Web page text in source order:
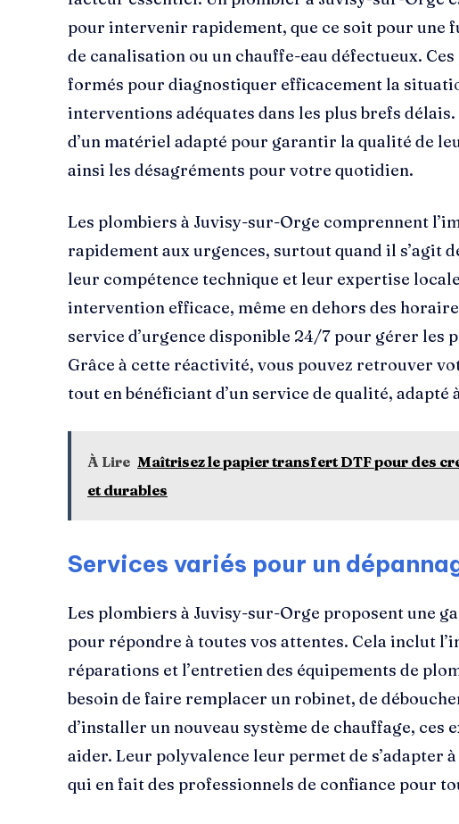
pour intervenir rapidement, que ce soit pour une
de canalisation ou un chauffe-eau défectueux.
formés pour diagnostiquer efficacement la
interventions adéquates dans les plus brefs
d’un matériel adapté pour garantir la qualité de
ainsi les désagréments pour votre quotidien.
Les plombiers à Juvisy-sur-Orge comprennent
rapidement aux urgences, surtout quand il s’agit
leur compétence technique et leur expertise
intervention efficace, même en dehors des
service d’urgence disponible 24/7 pour gérer les
Grâce à cette réactivité, vous pouvez retrouver
tout en bénéficiant d’un service de qualité, adapté
À Lire Maîtrisez le papier transfert DTF pour des
et durables
Services variés pour un
Les plombiers à Juvisy-sur-Orge proposent une
pour répondre à toutes vos attentes. Cela inclut
réparations et l’entretien des équipements de
besoin de faire remplacer un robinet, de
d’installer un nouveau système de chauffage, ces
aider. Leur polyvalence leur permet de s’adapter
qui en fait des professionnels de confiance pour